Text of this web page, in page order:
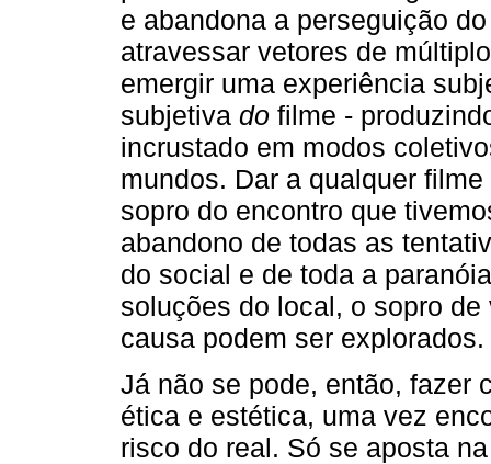
e abandona a perseguição
atravessar vetores de
emergir uma experiência
subjetiva do filme -
incrustado em modos
mundos. Dar a qualquer
sopro do encontro que
abandono de todas as
do social e de toda a
soluções do local, o sopro
causa podem ser explorados.
Já não se pode, então, fazer
ética e estética, uma vez
risco do real. Só se aposta